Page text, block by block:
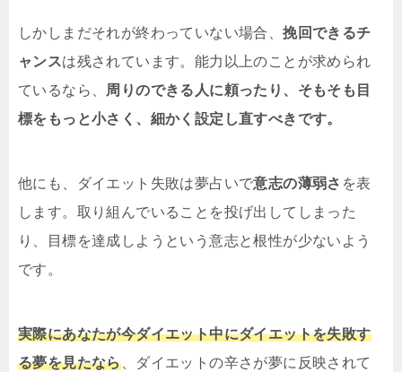
しかしまだそれが終わっていない場合、挽回できるチ
ャンスは残されています。能力以上のことが求められ
ているなら、 周りのできる人に頼ったり、そもそも目
標をもっと小さく、細かく設定し直すべきです。
他にも、ダイエット失敗は夢占いで意志の薄弱さ を表
します。取り組んでいることを投げ出してしまった
り、目標を達成しようという意志と根性が少ないよう
です。
実際にあなたが今ダイエット中にダイエットを失敗す
る夢を見たなら、ダイエットの辛さが夢に反映されて